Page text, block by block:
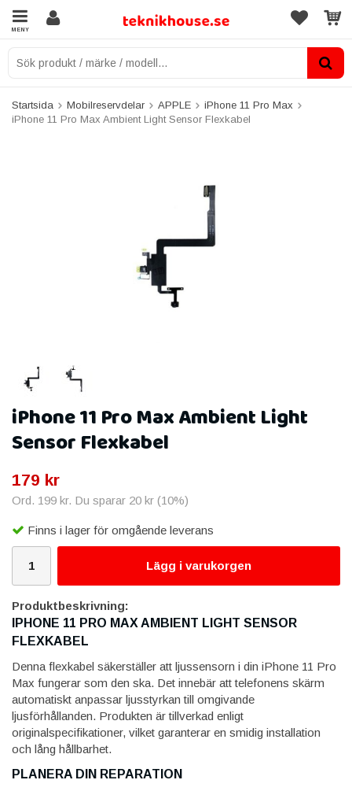
MENY
Startsida Mobilreservdelar APPLE
iPhone 11 Pro Max
iPhone 11 Pro Max Ambient Light Sensor Flexkabel
iPhone 11 Pro Max Ambient Light
Sensor Flexkabel
179 kr
Ord. 199 kr. Du sparar 20 kr (10%)
Finns i lager för omgående leverans
Lägg i varukorgen
Produktbeskrivning:
IPHONE 11 PRO MAX AMBIENT LIGHT SENSOR
FLEXKABEL
Denna flexkabel säkerställer att ljussensorn i din iPhone 11 Pro
Max fungerar som den ska. Det innebär att telefonens skärm
automatiskt anpassar ljusstyrkan till omgivande
ljusförhållanden. Produkten är tillverkad enligt
originalspecifikationer, vilket garanterar en smidig installation
och lång hållbarhet.
PLANERA DIN REPARATION